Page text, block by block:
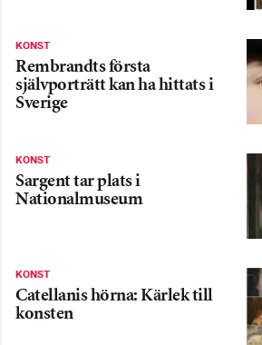
KONST
Rembrandts första
självporträtt kan ha hittats i
Sverige
KONST
Sargent tar plats i
Nationalmuseum
KONST
Catellanis hörna: Kärlek till
konsten